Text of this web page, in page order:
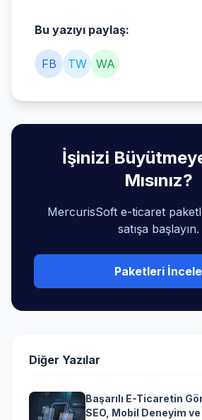
Bu yazıyı paylaş:
FB TW WA
İşinizi
Mısınız?
MercurisSoft e-ticaret
satışa başlayın.
Paketleri İncele
Diğer Yazılar
Başarılı E-Ticaretin
SEO, Mobil Deneyim